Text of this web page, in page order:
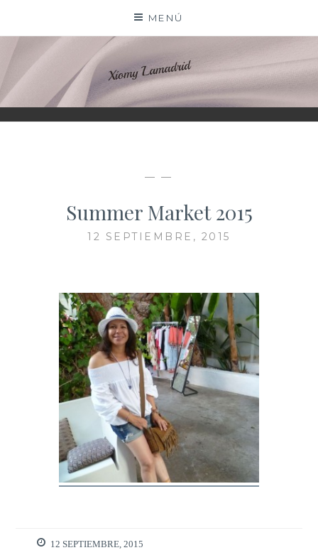
contenido
MENÚ
XIOMY LAMADRID
— —
Summer Market 2015
12 SEPTIEMBRE, 2015
12 SEPTIEMBRE, 2015